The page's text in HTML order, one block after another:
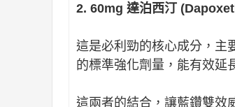
2. 60mg 達泊西汀
這是必利勁的核心成分，主
的標準強化劑量，能有效延
這兩者的結合，讓藍鑽雙效